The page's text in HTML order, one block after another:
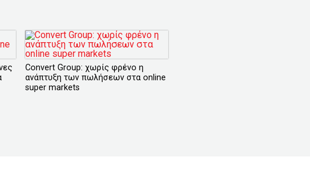
Convert Group: χωρίς φρένο η
ανάπτυξη των πωλήσεων στα online
super markets